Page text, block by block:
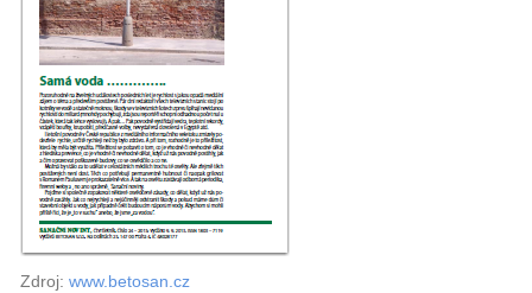
Zdroj: www.betosan.cz